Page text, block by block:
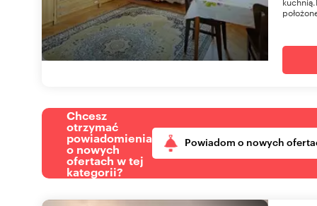
Chcesz
otrzymać
powiadomienia
o nowych
ofertach w tej
kategorii?
Powiadom o nowych